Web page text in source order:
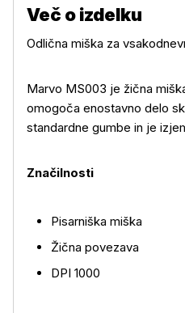
Več o izdelku
Odlična miška za
Marvo MS003 je žična
omogoča enostavno delo
standardne gumbe in je
Značilnosti
Pisarniška miška
Žična povezava
DPI 1000